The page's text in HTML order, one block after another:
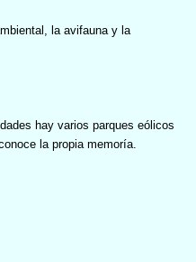
la avifauna y la
hay varios parques eólicos
la propia memoría.